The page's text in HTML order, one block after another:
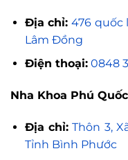
Địa chỉ: 476 quốc
Lâm Đồng
Điện thoại: 0848
Nha Khoa Phú
Địa chỉ: Thôn 3,
Tỉnh Bình Phước